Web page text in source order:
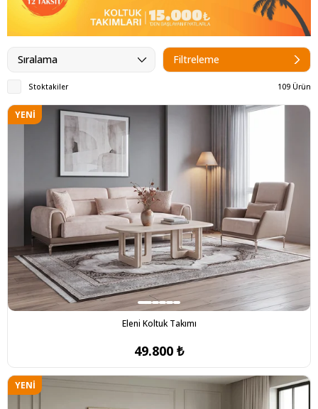
Filtreleme
Sıralama
Stoktakiler 109 Ürün
Eleni Koltuk Takımı
49.800 ₺
YENI
YENI